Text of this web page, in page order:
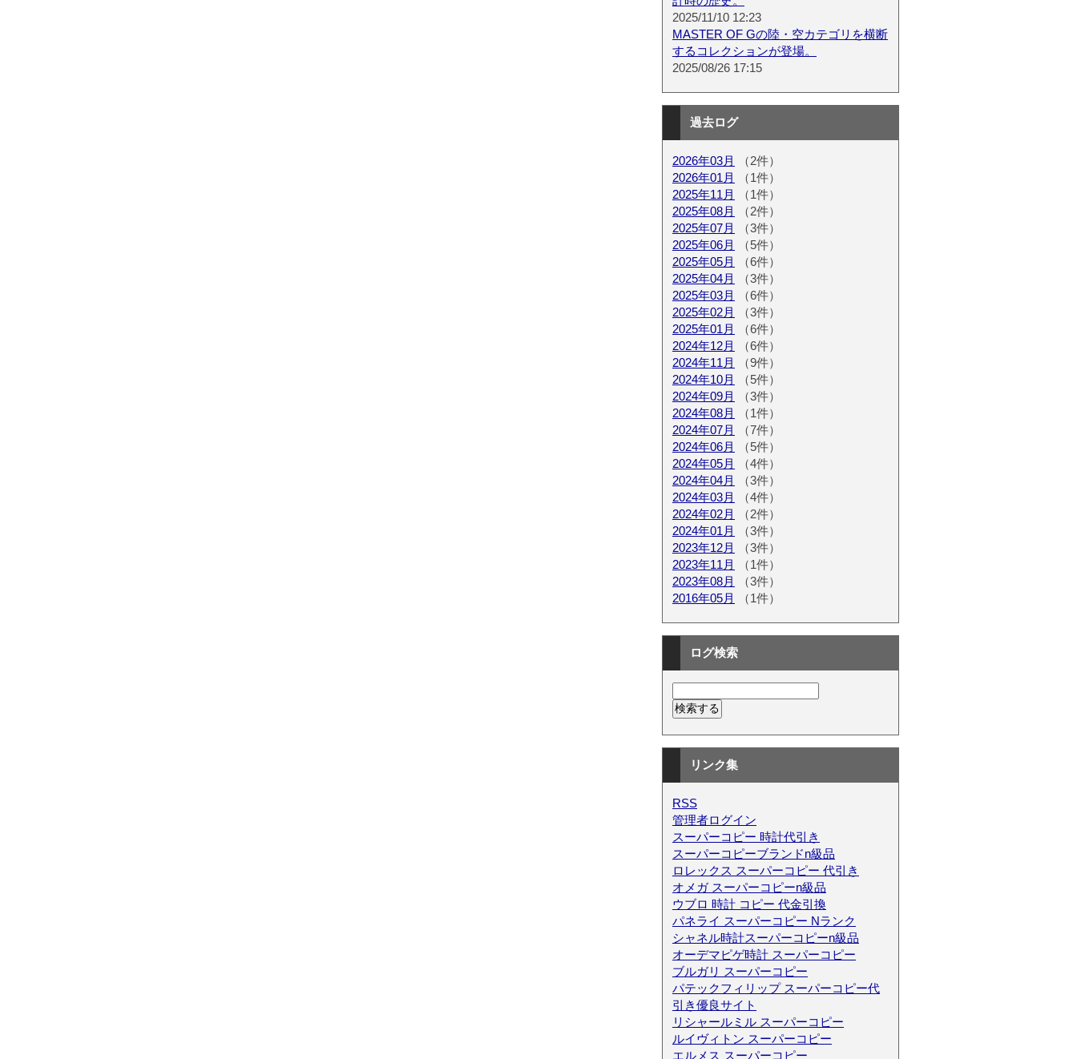
2025/11/10 12:23
MASTER OF Gの陸・空カテゴリを横断
するコレクションが登場。
2025/08/26 17:15
過去ログ
2026年03月
（2件）
2026年01月
（1件）
2025年11月
（1件）
2025年08月
（2件）
2025年07月
（3件）
2025年06月
（5件）
2025年05月
（6件）
2025年04月
（3件）
2025年03月
（6件）
2025年02月
（3件）
2025年01月
（6件）
2024年12月
（6件）
2024年11月
（9件）
2024年10月
（5件）
2024年09月
（3件）
2024年08月
（1件）
2024年07月
（7件）
2024年06月
（5件）
2024年05月
（4件）
2024年04月
（3件）
2024年03月
（4件）
2024年02月
（2件）
2024年01月
（3件）
2023年12月
（3件）
2023年11月
（1件）
2023年08月
（3件）
2016年05月
（1件）
ログ検索
リンク集
RSS
管理者ログイン
スーパーコピー 時計代引き
スーパーコピーブランドn級品
ロレックス スーパーコピー 代引き
オメガ スーパーコピーn級品
ウブロ 時計 コピー 代金引換
パネライ スーパーコピー Nランク
シャネル時計スーパーコピーn級品
オーデマピゲ時計 スーパーコピー
ブルガリ スーパーコピー
パテックフィリップ スーパーコピー代
引き優良サイト
リシャールミル スーパーコピー
ルイヴィトン スーパーコピー
エルメス スーパーコピー